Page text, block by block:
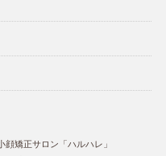
矯正サロン「ハルハレ」